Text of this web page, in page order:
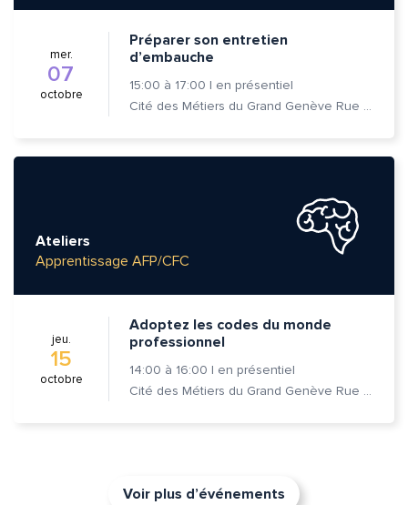
mer.
07
octobre
Préparer son entretien
d’embauche
15:00 à 17:00 | en présentiel
Cité des Métiers du Grand Genève Rue Prévost-Martin 6 1205 Genève
Ateliers
Apprentissage AFP/CFC
jeu.
15
octobre
Adoptez les codes du monde
professionnel
14:00 à 16:00 | en présentiel
Cité des Métiers du Grand Genève Rue Prévost-Martin 6 1205 Genève
Voir plus d’événements